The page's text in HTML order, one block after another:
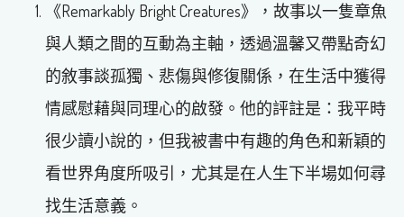
《Remarkably Bright Creatures》，故事以一隻章魚
與人類之間的互動為主軸，透過溫馨又帶點奇幻
的敘事談孤獨、悲傷與修復關係，在生活中獲得
情感慰藉與同理心的啟發。他的評註是：我平時
很少讀小說的，但我被書中有趣的角色和新穎的
看世界角度所吸引，尤其是在人生下半場如何尋
找生活意義。